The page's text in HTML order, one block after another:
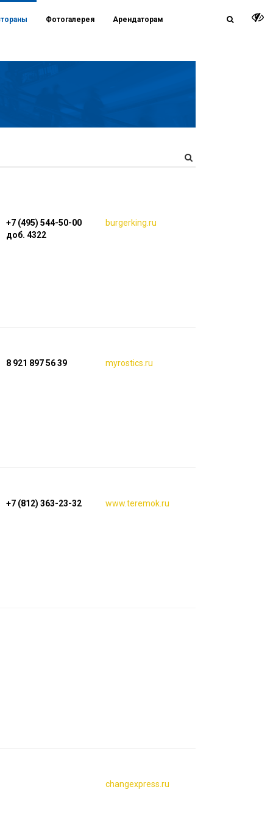
Фотогалерея Арендаторам
+7 (495) 544-50-00
доб. 4322
burgerking.ru
8 921 897 56 39 myrostics.ru
+7 (812) 363-23-32 www.teremok.ru
changexpress.ru